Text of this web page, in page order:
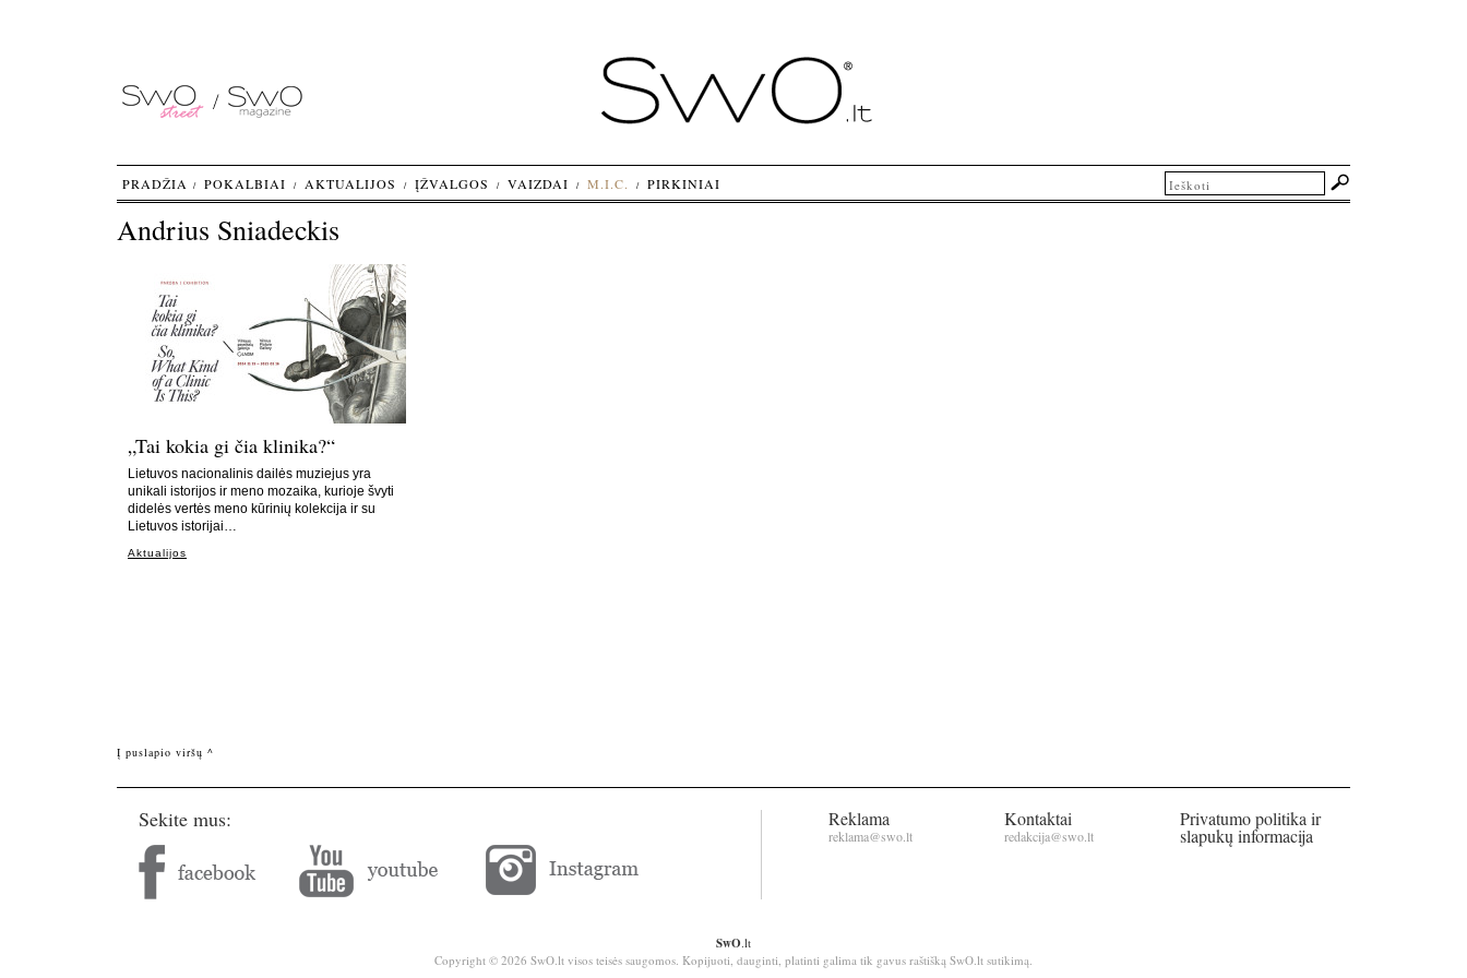
Andrius Sniadeckis
„Tai kokia gi čia klinika?“
Lietuvos nacionalinis dailės muziejus yra
unikali istorijos ir meno mozaika, kurioje švyti
didelės vertės meno kūrinių kolekcija ir su
Lietuvos istorijai…
Aktualijos
PRADŽIA POKALBIAI AKTUALIJOS ĮŽVALGOS VAIZDAI M.I.C. PIRKINIAI
Į puslapio viršų ^
Sekite mus: Reklama
reklama@swo.lt
Kontaktai
redakcija@swo.lt
Privatumo politika ir
slapukų informacija
SwO.lt
Copyright © 2026 SwO.lt visos teisės saugomos. Kopijuoti, dauginti, platinti galima tik gavus raštišką SwO.lt sutikimą.